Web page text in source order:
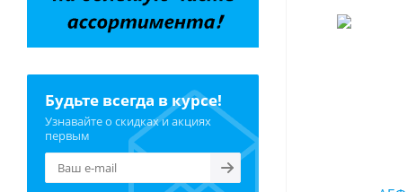
Будьте всегда в курсе!
Узнавайте о скидках и акциях
первым